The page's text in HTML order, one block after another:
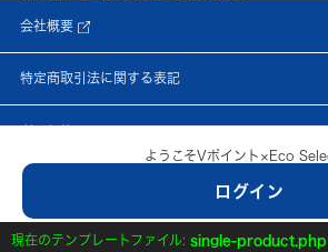
ようこそVポイント×Eco
ログイン
新規会員登録はこちら
© Netprice, Inc.
会社概要
特定商取引法に関する表記
現在のテンプレートファイル: single-product.php